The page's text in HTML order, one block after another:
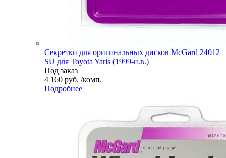
Секретки для оригинальных дисков McGard 24012
SU для Toyota Yaris (1999-н.в.)
Под заказ
4 160 руб. /комп.
Подробнее